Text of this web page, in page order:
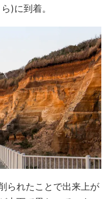
)に到着。
られたことで出来上が